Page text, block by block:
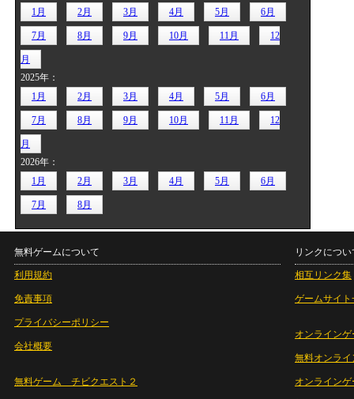
1月
2月 3月 4月 5月 6月
7月 8月 9月 10月 11月 12
月
2025年：
1月
2月 3月 4月 5月 6月
7月 8月 9月 10月 11月 12
月
2026年：
1月
2月 3月 4月 5月 6月
7月 8月
無料ゲームについて
利用規約
免責事項
プライバシーポリシー
会社概要
無料ゲーム チビクエスト２
リンクについ
相互リンク集
ゲームサイト
オンラインゲ
無料オンライ
オンライン